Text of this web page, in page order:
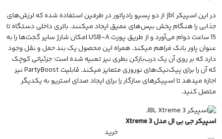
در این اسپیکر jbl از دو پسیو رادیاتور در طرفین استفاده شده که لرزش‌های
جذابی را هنگام پخش بیس‌های عمیق ایجاد میکنند. باتری داخلی دستگاه تا
15 ساعت دوام می‌آورد و از طریق پورت USB-A امکان شارژ سایر گجت‌ها را به
عنوان پاور بانک فراهم میکند. همراه این محصول یک بند حمل و نقل وجود
دارد که بر روی آن یک درب‌بازکن بطری نیز تعبیه شده است؛ جزئیاتی کوچک
که آن را برای پیک‌نیک‌های نوروزی متمایز میکند. قابلیت PartyBoost نیز
اجازه میدهد تا اسپیکرهای سازگار را برای ایجاد صدای استریو به یکدیگر
متصل کنید.
اسپیکر جی بی ال مدل Xtreme 3
خرید